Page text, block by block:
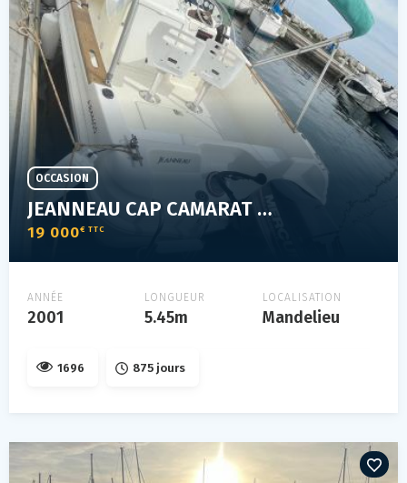
JEANNEAU CAP CAMARAT 545
19 000€ TTC
OCCASION
ANNÉE
2001
LONGUEUR
5.45m
LOCALISATION
Mandelieu
1696 875 jours